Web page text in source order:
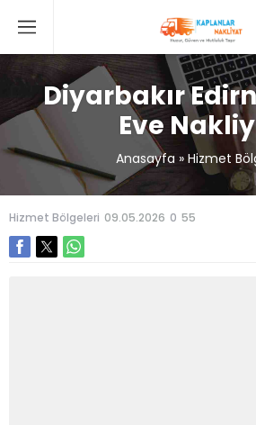
Diyarbakır
Eve
Anasayfa» Hizmet
Hizmet Bölgeleri 09.05.2026 0 55